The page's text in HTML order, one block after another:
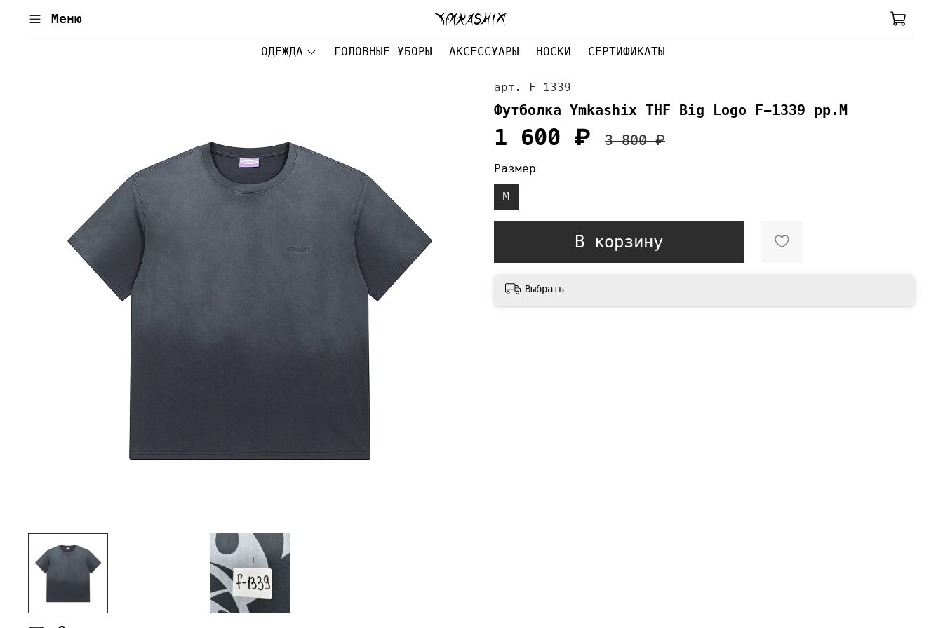
Меню
ОДЕЖДА ГОЛОВНЫЕ УБОРЫ АКСЕССУАРЫ НОСКИ СЕРТИФИКАТЫ
арт. F-1339
Футболка Ymkashix THF Big Logo F-1339 pp.M
1 600 ₽ 3 800 ₽
В корзину
Размер
M
Выбрать